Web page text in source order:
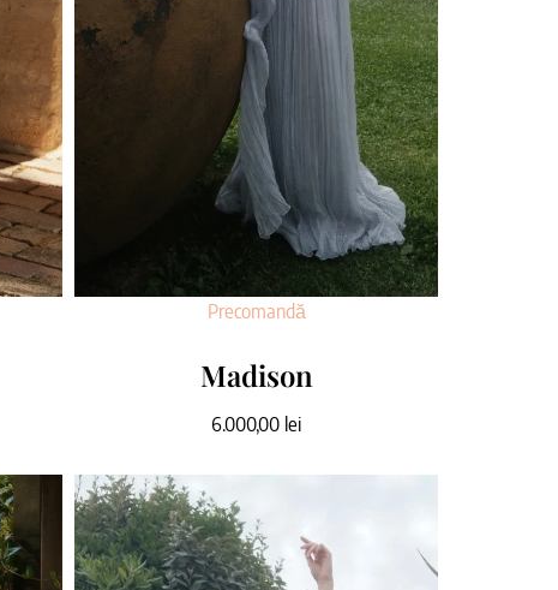
Precomandă
Madison
6.000,00 lei